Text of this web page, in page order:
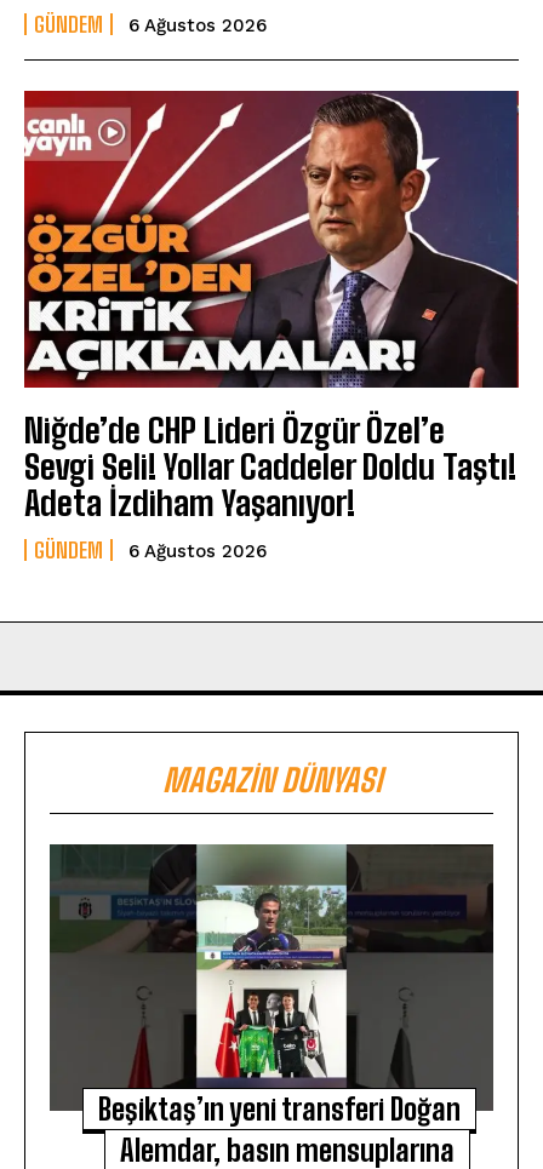
GÜNDEM 6 Ağustos 2026
Niğde’de CHP Lideri Özgür Özel’e
Sevgi Seli! Yollar Caddeler Doldu Taştı!
Adeta İzdiham Yaşanıyor!
GÜNDEM 6 Ağustos 2026
MAGAZIN DÜNYASI
Beşiktaş’ın yeni transferi Doğan
Alemdar, basın mensuplarına